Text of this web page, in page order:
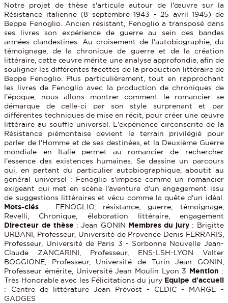
Notre projet de thèse s'articule autour de l'œuvre sur la
Résistance italienne (8 septembre 1943 - 25 avril 1945) de
Beppe Fenoglio. Ancien résistant, Fenoglio a transposé dans
ses livres son expérience de guerre au sein des bandes
armées clandestines. Au croisement de l'autobiographie, du
témoignage, de la chronique de guerre et de la création
littéraire, cette œuvre mérite une analyse approfondie, afin de
souligner les différentes facettes de la production littéraire de
Beppe Fenoglio. Plus particulièrement, tout en rapprochant
les livres de Fenoglio avec la production de chroniques de
l'époque, nous allons montrer comment le romancier se
démarque de celle-ci par son style surprenant et par
différentes techniques de mise en récit, pour créer une œuvre
littéraire au souffle universel. L'expérience circonscrite de la
Résistance piémontaise devient le terrain privilégié pour
parler de l'Homme et de ses destinées, et la Deuxième Guerre
mondiale en Italie permet au romancier de rechercher
l'essence des existences humaines. Se dessine un parcours
qui, en partant du particulier autobiographique, aboutit au
général universel : Fenoglio s'impose comme un romancier
exigeant qui met en scène l'aventure d'un engagement issu
de suggestions littéraires et vécu comme la quête d'un idéal.
Mots-clés : FENOGLIO, résistance, guerre, témoignage,
Revelli, Chronique, élaboration littéraire, engagement
Directeur de thèse : Jean GONIN Membres du jury : Brigitte
URBANI, Professeur, Université de Provence Denis FERRARIS,
Professeur, Université de Paris 3 - Sorbonne Nouvelle Jean-
Claude ZANCARINI, Professeur, ENS-LSH-LYON Valter
BOGGIONE, Professeur, Université de Turin Jean GONIN,
Professeur émérite, Université Jean Moulin Lyon 3 Mention :
Très Honorable avec les Félicitations du jury Equipe d'accueil
: Centre de littérature Jean Prévost - CEDIC - MARGE -
GADGES